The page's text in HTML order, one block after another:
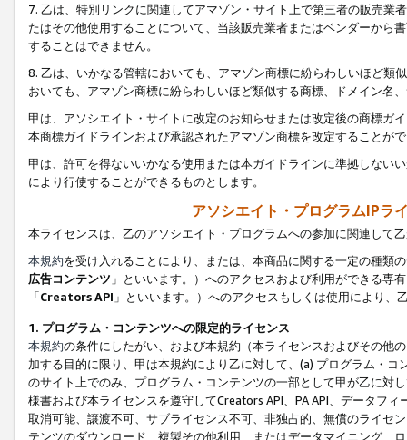
7. 乙は、特別リンクに関連してアマゾン・サイト上で第三者の販売
たはその他使用することについて、当該販売業者またはベンダーから
することはできません。
8. 乙は、いかなる管轄においても、アマゾン商標に紛らわしいほど類
おいても、アマゾン商標に紛らわしいほど類似する商標、ドメイン名
甲は、アソシエイト・サイトに改定のお知らせまたは改定後の商標ガ
本商標ガイドラインおよび承認されたアマゾン商標を改定することが
甲は、許可を得ないいかなる使用または本ガイドラインに準拠しない
により行使することができるものとします。
アソシエイト・プログラムIPラ
本ライセンスは、乙のアソシエイト・プログラムへの参加に関連して
本規約を受け入れることにより、または、本商品に関する一定の種類
広告コンテンツ 」といいます。）へのアクセスおよび利用ができる専
「Creators API 」といいます。）へのアクセスもしくは使用により
1. プログラム・コンテンツへの限定的ライセンス
本規約の条件にしたがい、および本規約（本ライセンスおよびその他
加する目的に限り、甲は本規約により乙に対して、(a) プログラム・
のサイト上でのみ、プログラム・コンテンツの一部として甲が乙に対
様書および本ライセンスを遵守してCreators API、PA API、データフ
取消可能、譲渡不可、サブライセンス不可、非独占的、無償のライセ
テンツのダウンロード、複製その他利用、またはデータマイニング、